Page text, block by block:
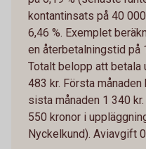
kontantinsats på 40
6,46 %. Exemplet
en återbetalningstid på
Totalt belopp att betala
483 kr. Första
sista månaden 1 340
550 kronor i
Nyckelkund). Aviavgift